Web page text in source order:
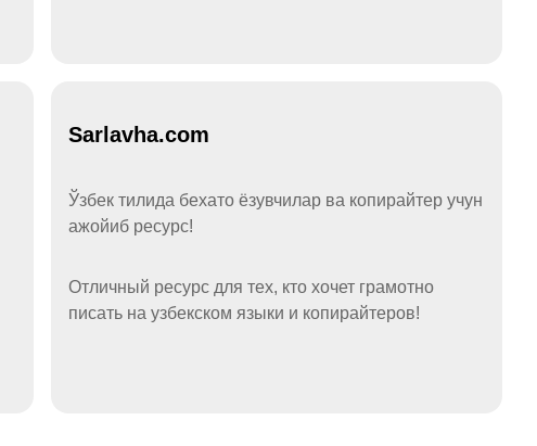
Sarlavha.com
Ўзбек тилида бехато ёзувчилар ва копирайтер учун
ажойиб ресурс!
Отличный ресурс для тех, кто хочет грамотно
писать на узбекском языки и копирайтеров!